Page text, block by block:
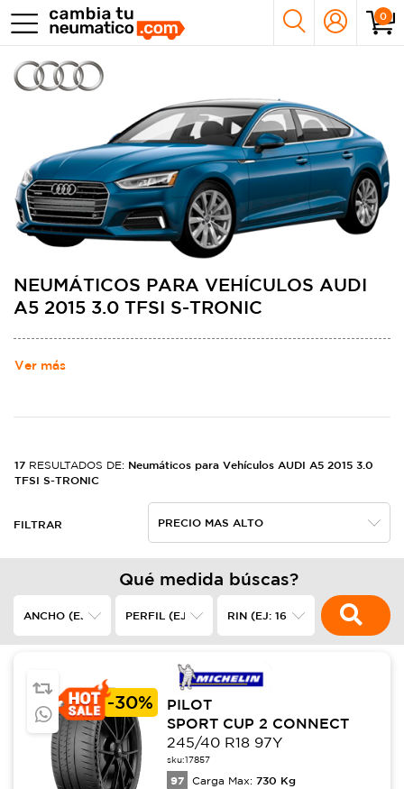
0
NEUMÁTICOS PARA VEHÍCULOS AUDI
A5 2015 3.0 TFSI S-TRONIC
Ver más
17 RESULTADOS DE: Neumáticos para Vehículos AUDI A5 2015 3.0
TFSI S-TRONIC
FILTRAR
Qué medida búscas?
-30%
PILOT
SPORT CUP 2 CONNECT
245/40 R18 97Y
sku:17857
97 Carga Max: 730 Kg